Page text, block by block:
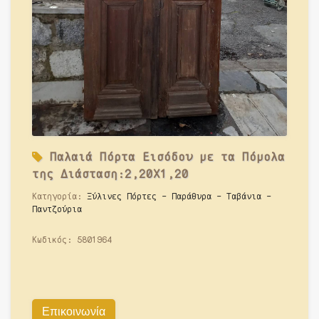
Παλαιά Πόρτα Εισόδου με τα Πόμολα
της Διάσταση:2,20Χ1,20
Κατηγορία: Ξύλινες Πόρτες - Παράθυρα - Ταβάνια -
Παντζούρια
Κωδικός: 5801964
Επικοινωνία